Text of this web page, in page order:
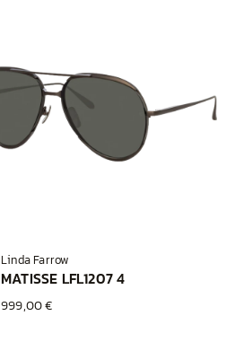
Linda Farrow
MATISSE LFL1207 4
999,00 €